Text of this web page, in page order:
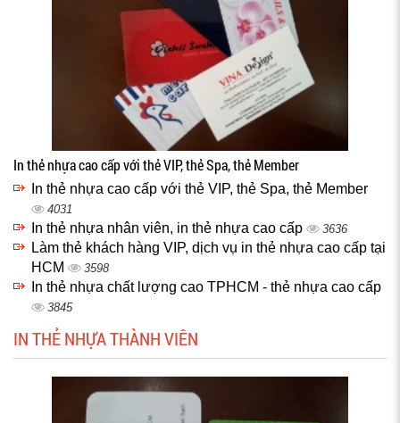
In thẻ nhựa cao cấp với thẻ VIP, thẻ Spa, thẻ Member
In thẻ nhựa cao cấp với thẻ VIP, thẻ Spa, thẻ Member
4031
In thẻ nhựa nhân viên, in thẻ nhựa cao cấp 3636
Làm thẻ khách hàng VIP, dịch vụ in thẻ nhựa cao cấp tại
HCM
3598
In thẻ nhựa chất lượng cao TPHCM - thẻ nhựa cao cấp
3845
IN THẺ NHỰA THÀNH VIÊN